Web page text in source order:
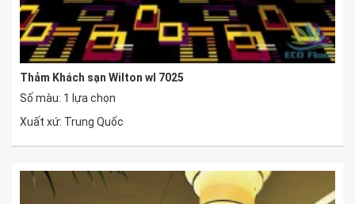
Thảm Khách sạn Wilton wl 7025
Số màu: 1 lựa chọn
Xuất xứ: Trung Quốc